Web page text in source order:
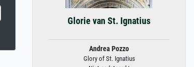
Glorie van St. Ignatius
Andrea Pozzo
Glory of St. Ignatius